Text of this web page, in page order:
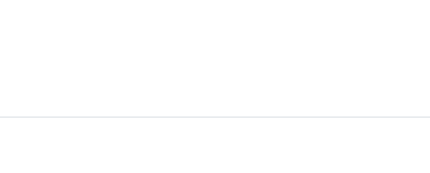
notícias realmente contam! Tudo o que se passa